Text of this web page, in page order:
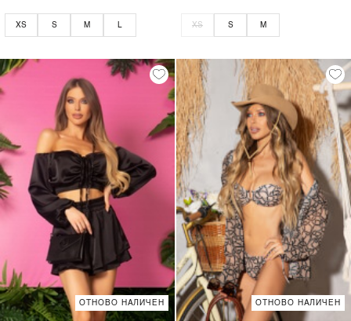
XS S M L XS S M
ОТНОВО НАЛИЧЕН ОТНОВО НАЛИЧЕН